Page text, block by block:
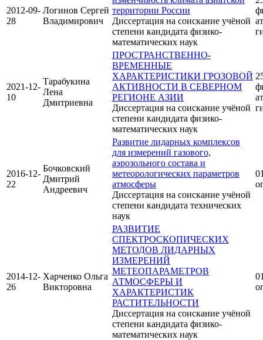
2012-09-
28
Логинов Сергей
Владимирович
территории России
Диссертация на соискание учёной
степени кандидата физико-
математических наук
2021-12-
10
Тарабукина
Лена
Дмитриевна
ПРОСТРАНСТВЕННО-
ВРЕМЕННЫЕ
ХАРАКТЕРИСТИКИ ГРОЗОВОЙ
АКТИВНОСТИ В СЕВЕРНОМ
РЕГИОНЕ АЗИИ
Диссертация на соискание учёной
степени кандидата физико-
математических наук
2016-12-
22
Бочковский
Дмитрий
Андреевич
Развитие лидарных комплексов
для измерений газового,
аэрозольного состава и
метеорологических параметров
атмосферы
Диссертация на соискание учёной
степени кандидата технических
наук
2014-12-
26
Харченко Ольга
Викторовна
РАЗВИТИЕ
СПЕКТРОСКОПИЧЕСКИХ
МЕТОДОВ ЛИДАРНЫХ
ИЗМЕРЕНИЙ
МЕТЕОПАРАМЕТРОВ
АТМОСФЕРЫ И
ХАРАКТЕРИСТИК
РАСТИТЕЛЬНОСТИ
Диссертация на соискание учёной
степени кандидата физико-
математических наук